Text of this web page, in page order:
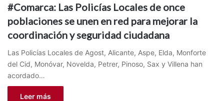
#Comarca: Las Policías Locales de once
poblaciones se unen en red para mejorar la
coordinación y seguridad ciudadana
Las Policías Locales de Agost, Alicante, Aspe, Elda, Monforte
del Cid, Monóvar, Novelda, Petrer, Pinoso, Sax y Villena han
acordado…
Leer más